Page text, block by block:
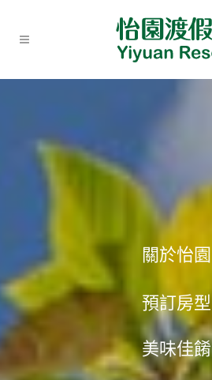
關於怡園
預訂房型
美味佳餚